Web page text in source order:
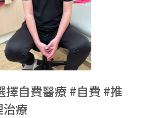
擇自費醫療 #自費 #推
療